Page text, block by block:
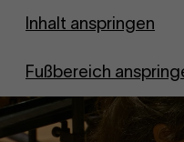
Inhalt anspringen
Fußbereich
Zur Startseite